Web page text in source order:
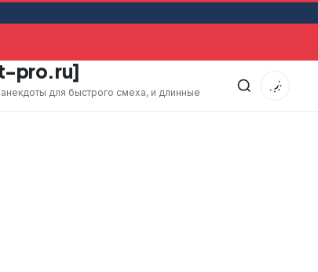
pro.ru]
для быстрого смеха, и длинные